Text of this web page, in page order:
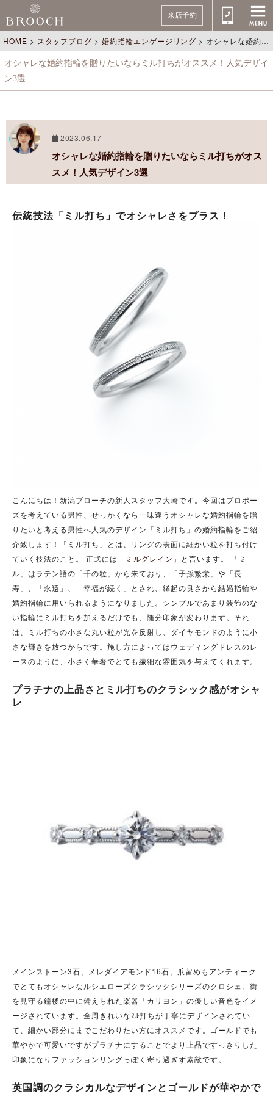
来店予約
HOME > スタッフブログ >婚約指輪エンゲージリング > オシャレな婚約指輪を贈りたいならミル打ちがオススメ！人気デザイン3選
オシャレな婚約指輪を贈りたいならミル打ちがオススメ！人気デザイ
ン3選
2023.06.17
オシャレな婚約指輪を贈りたいならミル打ちがオス
スメ！人気デザイン3選
伝統技法「ミル打ち」でオシャレさをプラス！
こんにちは！新潟ブローチの新人スタッフ大崎です。今回はプロポー
ズを考えている男性、せっかくなら一味違うオシャレな婚約指輪を贈
りたいと考える男性へ人気のデザイン「ミル打ち」の婚約指輪をご紹
介致します！「ミル打ち」とは、リングの表面に細かい粒を打ち付け
ていく技法のこと。 正式には「 ミルグレイン 」と言います。 「ミ
ル」はラテン語の「千の粒」から来ており、「子孫繁栄」や「長
寿」、「永遠」、「幸福が続く」とされ、縁起の良さから結婚指輪や
婚約指輪に用いられるようになりました。 シンプルであまり装飾のな
い指輪にミル打ちを加えるだけでも、随分印象が変わります。 それ
は、ミル打ちの小さな丸い粒が光を反射し、ダイヤモンドのように小
さな輝きを放つからです。 施し方によってはウェディングドレスのレ
ースのように、小さく華奢でとても繊細な雰囲気を与えてくれます。
プラチナの上品さとミル打ちのクラシック感がオシャ
レ
メインストーン3石、メレダイアモンド16石、爪留めもアンティーク
でとてもオシャレなルシエローズクラシックシリーズのクロシェ。街
を見守る鐘楼の中に備えられた楽器「カリヨン」の優しい音色をイメ
ージされています。全周きれいなﾐﾙ打ちが丁寧にデザインされてい
て、細かい部分にまでこだわりたい方にオススメです。ゴールドでも
華やかで可愛いですがプラチナにすることでより上品ですっきりした
印象になりファッションリングっぽく寄り過ぎず素敵です。
英国調のクラシカルなデザインとゴールドが華やかで